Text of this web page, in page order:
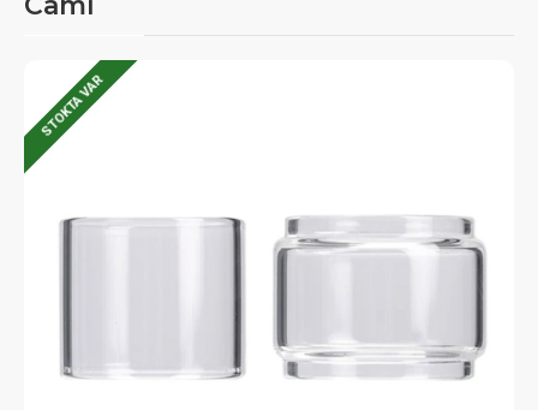
STOKTA VAR